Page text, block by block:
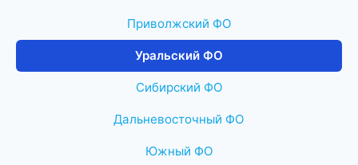
Приволжский ФО
Уральский ФО
Сибирский ФО
Дальневосточный ФО
Южный ФО